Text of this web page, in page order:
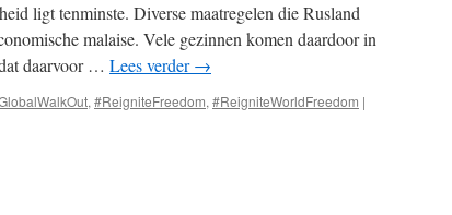
ligt tenminste. Diverse maatregelen die Rusland
malaise. Vele gezinnen komen daardoor in
daarvoor … Lees verder→
, #ReigniteFreedom, #ReigniteWorldFreedom |